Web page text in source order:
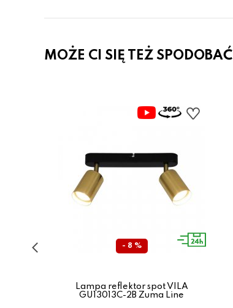
MOŻE CI SIĘ TEŻ SPODOBAĆ
- 8 %
Lampa reflektor spot VILA
GU13013C-2B Zuma Line